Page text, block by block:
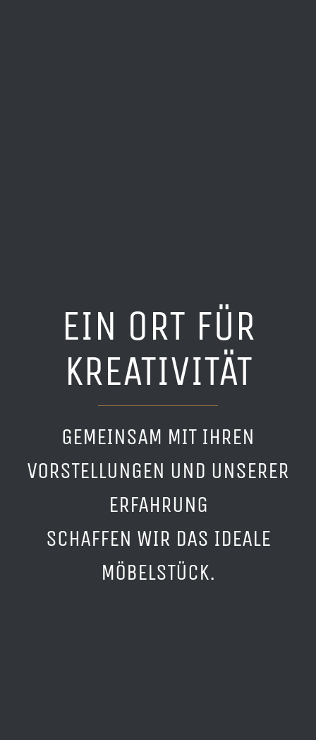
EIN ORT FÜR
KREATIVITÄT
GEMEINSAM MIT IHREN
VORSTELLUNGEN UND UNSERER
ERFAHRUNG
SCHAFFEN WIR DAS IDEALE
MÖBELSTÜCK.